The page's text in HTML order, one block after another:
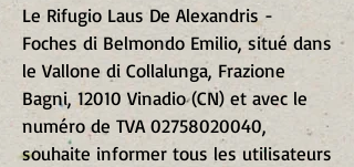
Le Rifugio Laus De Alexandris -
Foches di Belmondo Emilio, situé dans
le Vallone di Collalunga, Frazione
Bagni, 12010 Vinadio (CN) et avec le
numéro de TVA 02758020040,
souhaite informer tous les utilisateurs